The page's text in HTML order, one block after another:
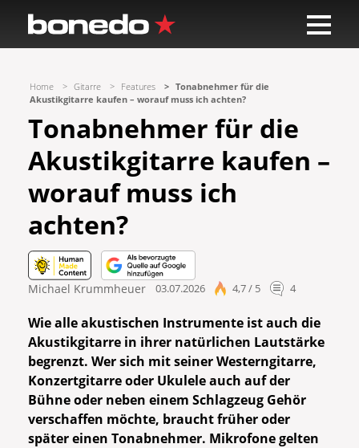
Home Gitarre Features
Tonabnehmer für die
Akustikgitarre kaufen – worauf muss ich achten?
Tonabnehmer für die
Akustikgitarre kaufen –
worauf muss ich
achten?
Michael Krummheuer 03.07.2026 4,7 / 5 4
Wie alle akustischen Instrumente ist auch die
Akustikgitarre in ihrer natürlichen Lautstärke
begrenzt. Wer sich mit seiner Westerngitarre,
Konzertgitarre oder Ukulele auch auf der
Bühne oder neben einem Schlagzeug Gehör
verschaffen möchte, braucht früher oder
später einen Tonabnehmer. Mikrofone gelten